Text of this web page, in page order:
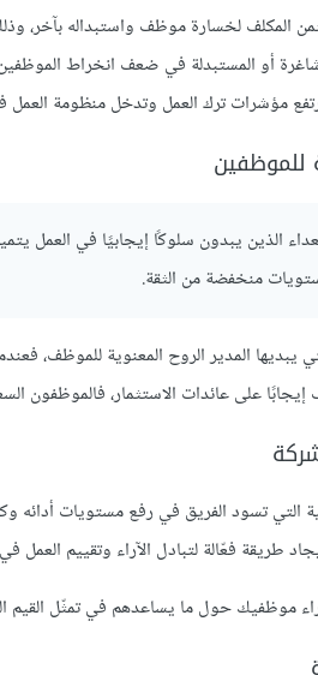
المكلف لخسارة موظف واستبداله
أو المستبدلة في ضعف انخراط
مؤشرات ترك العمل وتدخل منظومة العمل
للموظفين
الذين يبدون سلوكًا إيجابيًا في العمل
منخفضة من الثقة.
يبديها المدير الروح المعنوية
على عائدات الاستثمار، فالموظفون
التي تسود الفريق في رفع مستويات أدائه
طريقة فعّالة لتبادل الآراء وتقييم
موظفيك حول ما يساعدهم في تمثّل القيم